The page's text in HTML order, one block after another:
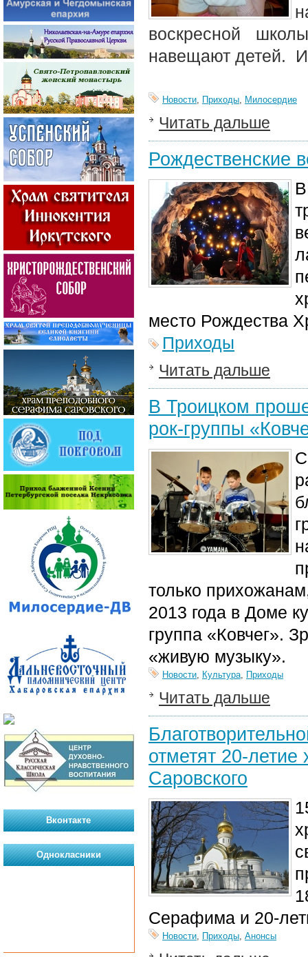
воскресной
навещают детей. И
Новости, Приходы, Милосердие
Читать дальше
Рождественские
место Рождества
Приходы
Читать дальше
В Троицком
рок-группы
только
2013 года в Доме
группа «Ковчег».
«живую музыку».
Новости, Культура, Приходы
Читать дальше
отметят 20-
Саровского
Серафима и 20-
Новости, Приходы, Анонсы
Вконтакте
Однокласники